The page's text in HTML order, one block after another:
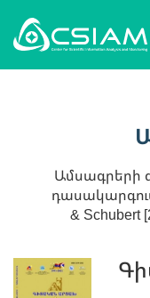
Ամսագրերի
& Schubert